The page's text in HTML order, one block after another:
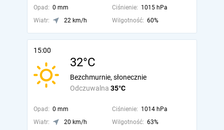
Opad: 0 mm Ciśnienie: 1015 hPa
Wiatr:
22 km/h Wilgotność: 60%
15:00
32°C
Odczuwalna 35°C
Bezchmurnie, słonecznie
Opad: 0 mm Ciśnienie: 1014 hPa
Wiatr:
20 km/h Wilgotność: 63%